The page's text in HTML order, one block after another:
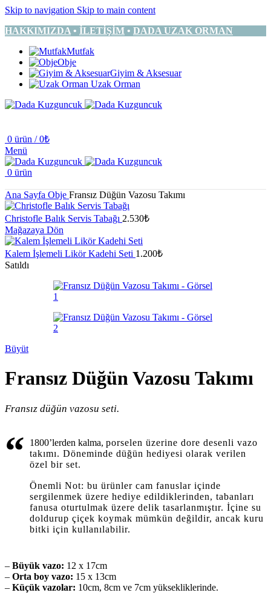
Skip to navigation Skip to main content
HAKKIMIZDA • İLETİŞİM • DADA UZAK ORMAN
Mutfak
Obje
Giyim & Aksesuar
Uzak Orman
0 ürün / 0₺
Menü
0 ürün
Ana Sayfa Obje Fransız Düğün Vazosu Takımı
Christofle Balık Servis Tabağı 2.530₺
Mağazaya Dön
Kalem İşlemeli Likör Kadehi Seti 1.200₺
Satıldı
Büyüt
Fransız Düğün Vazosu Takımı
Fransız düğün vazosu seti.
“ 1800’lerden kalma, porselen üzerine dore desenli vazo
takımı. Döneminde düğün hediyesi olarak verilen
özel bir set.
Önemli Not: bu ürünler cam fanuslar içinde
sergilenmek üzere hediye edildiklerinden, tabanları
fanusa oturtulmak üzere delik tasarlanmıştır. İçine su
doldurup çiçek koymak mümkün değildir, ancak kuru
bitki için kullanılabilir.
– Büyük vazo: 12 x 17cm
– Orta boy vazo: 15 x 13cm
– Küçük vazolar: 10cm, 8cm ve 7cm yüksekliklerinde.